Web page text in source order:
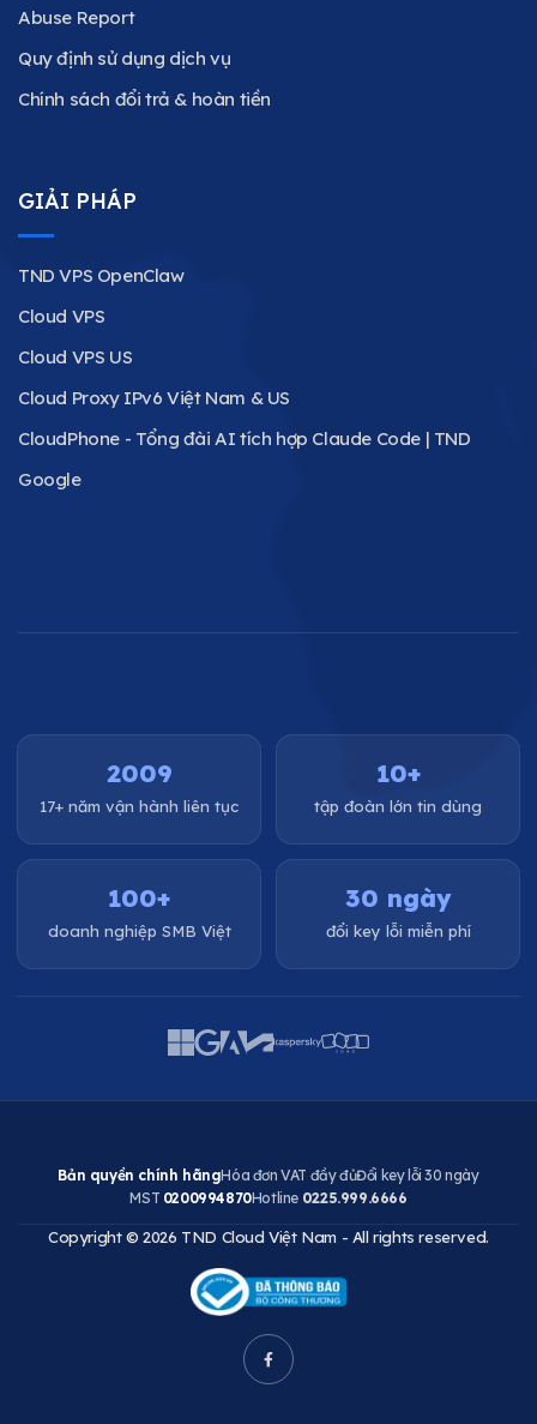
Abuse Report
Quy định sử dụng dịch vụ
Chính sách đổi trả & hoàn tiền
GIẢI PHÁP
TND VPS OpenClaw
Cloud VPS
Cloud VPS US
Cloud Proxy IPv6 Việt Nam & US
CloudPhone - Tổng đài AI tích hợp Claude Code | TND
Google
2009
17+ năm vận hành liên tục
10+
tập đoàn lớn tin dùng
100+
doanh nghiệp SMB Việt
30 ngày
đổi key lỗi miễn phí
Bản quyền chính hãngHóa đơn VAT đầy đủĐổi key lỗi 30 ngày
MST 0200994870Hotline 0225.999.6666
Copyright © 2026 TND Cloud Việt Nam - All rights reserved.